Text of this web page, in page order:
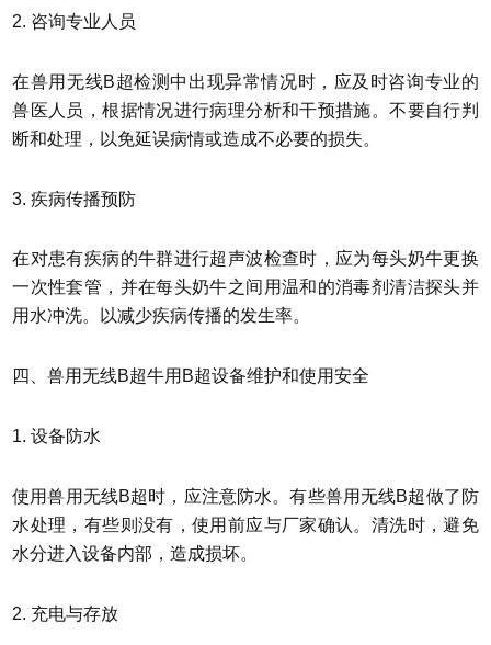
2. 咨询专业人员
在兽用无线B超检测中出现异常情况时，应及时咨询专业的
兽医人员，根据情况进行病理分析和干预措施。不要自行判
断和处理，以免延误病情或造成不必要的损失。
3. 疾病传播预防
在对患有疾病的牛群进行超声波检查时，应为每头奶牛更换
一次性套管，并在每头奶牛之间用温和的消毒剂清洁探头并
用水冲洗。以减少疾病传播的发生率。
四、兽用无线B超牛用B超设备维护和使用安全
1. 设备防水
使用兽用无线B超时，应注意防水。有些兽用无线B超做了防
水处理，有些则没有，使用前应与厂家确认。清洗时，避免
水分进入设备内部，造成损坏。
2. 充电与存放